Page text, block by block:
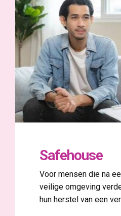
Safehouse
Voor mensen die na
veilige omgeving
hun herstel van een